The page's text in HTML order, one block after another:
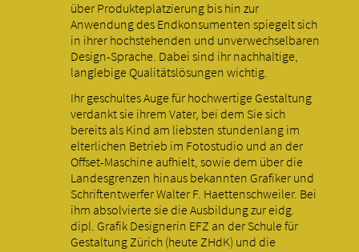
über Produkteplatzierung bis hin zur
Anwendung des Endkonsumenten spiegelt sich
in ihrer hochstehenden und unverwechselbaren
Design-Sprache. Dabei sind ihr nachhaltige,
langlebige Qualitätslösungen wichtig.
Ihr geschultes Auge für hochwertige Gestaltung
verdankt sie ihrem Vater, bei dem Sie sich
bereits als Kind am liebsten stundenlang im
elterlichen Betrieb im Fotostudio und an der
Offset-Maschine aufhielt, sowie dem über die
Landesgrenzen hinaus bekannten Grafiker und
Schriftentwerfer Walter F. Haettenschweiler. Bei
ihm absolvierte sie die Ausbildung zur eidg.
dipl. Grafik Designerin EFZ an der Schule für
Gestaltung Zürich (heute ZHdK) und die